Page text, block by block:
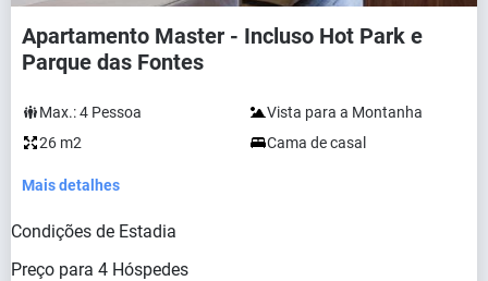
Apartamento Master - Incluso Hot Park e
Parque das Fontes
Max.:4 Pessoa
Vista para a Montanha
26 m2
Cama de casal
Mais detalhes
Condições de Estadia
Preço para 4 Hóspedes